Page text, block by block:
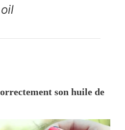
son huile de